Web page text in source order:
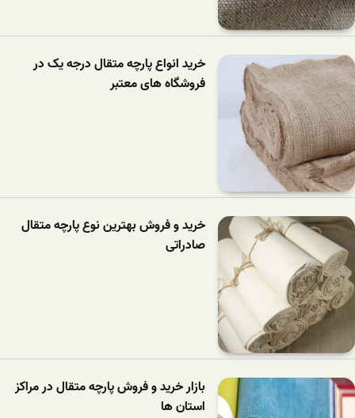
خرید انواع پارچه متقال درجه یک در
فروشگاه های معتبر
خرید و فروش بهترین نوع پارچه متقال
صادراتی
بازار خرید و فروش پارچه متقال در مراکز
استان ها